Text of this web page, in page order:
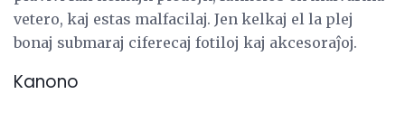
vetero, kaj estas malfacilaj. Jen kelkaj el la plej
bonaj submaraj ciferecaj fotiloj kaj akcesoraĵoj.
Kanono